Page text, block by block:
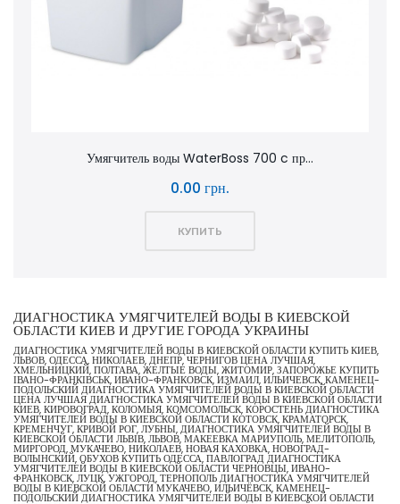
Умягчитель воды WaterBoss 700 c пр...
0.00 грн.
КУПИТЬ
ДИАГНОСТИКА УМЯГЧИТЕЛЕЙ ВОДЫ В КИЕВСКОЙ
ОБЛАСТИ КИЕВ И ДРУГИЕ ГОРОДА УКРАИНЫ
ДИАГНОСТИКА УМЯГЧИТЕЛЕЙ ВОДЫ В КИЕВСКОЙ ОБЛАСТИ КУПИТЬ КИЕВ,
ЛЬВОВ, ОДЕССА, НИКОЛАЕВ, ДНЕПР, ЧЕРНИГОВ ЦЕНА ЛУЧШАЯ,
ХМЕЛЬНИЦКИЙ, ПОЛТАВА, ЖЕЛТЫЕ ВОДЫ, ЖИТОМИР, ЗАПОРОЖЬЕ КУПИТЬ
ІВАНО-ФРАНКІВСЬК, ИВАНО-ФРАНКОВСК, ИЗМАИЛ, ИЛЬИЧЕВСК, КАМЕНЕЦ-
ПОДОЛЬСКИЙ ДИАГНОСТИКА УМЯГЧИТЕЛЕЙ ВОДЫ В КИЕВСКОЙ ОБЛАСТИ
ЦЕНА ЛУЧШАЯ ДИАГНОСТИКА УМЯГЧИТЕЛЕЙ ВОДЫ В КИЕВСКОЙ ОБЛАСТИ
КИЕВ, КИРОВОГРАД, КОЛОМЫЯ, КОМСОМОЛЬСК, КОРОСТЕНЬ ДИАГНОСТИКА
УМЯГЧИТЕЛЕЙ ВОДЫ В КИЕВСКОЙ ОБЛАСТИ КОТОВСК, КРАМАТОРСК,
КРЕМЕНЧУГ, КРИВОЙ РОГ, ЛУБНЫ, ДИАГНОСТИКА УМЯГЧИТЕЛЕЙ ВОДЫ В
КИЕВСКОЙ ОБЛАСТИ ЛЬВІВ, ЛЬВОВ, МАКЕЕВКА МАРИУПОЛЬ, МЕЛИТОПОЛЬ,
МИРГОРОД, МУКАЧЕВО, НИКОЛАЕВ, НОВАЯ КАХОВКА, НОВОГРАД-
ВОЛЫНСКИЙ, ОБУХОВ КУПИТЬ ОДЕССА, ПАВЛОГРАД ДИАГНОСТИКА
УМЯГЧИТЕЛЕЙ ВОДЫ В КИЕВСКОЙ ОБЛАСТИ ЧЕРНОВЦЫ, ИВАНО-
ФРАНКОВСК, ЛУЦК, УЖГОРОД, ТЕРНОПОЛЬ ДИАГНОСТИКА УМЯГЧИТЕЛЕЙ
ВОДЫ В КИЕВСКОЙ ОБЛАСТИ МУКАЧЕВО, ИЛЬИЧЁВСК, КАМЕНЕЦ-
ПОДОЛЬСКИЙ ДИАГНОСТИКА УМЯГЧИТЕЛЕЙ ВОДЫ В КИЕВСКОЙ ОБЛАСТИ